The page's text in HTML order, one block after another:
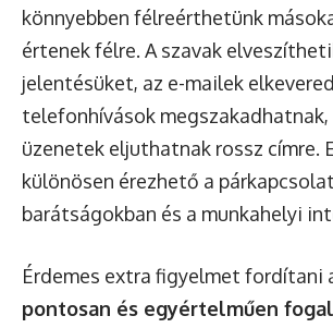
könnyebben félreérthetünk
értenek félre. A szavak
jelentésüket, az e-mailek
telefonhívások
üzenetek eljuthatnak rossz címre.
különösen érezhető a
barátságokban és a munkahelyi
Érdemes extra figyelmet fordítani
pontosan és egyértelműen